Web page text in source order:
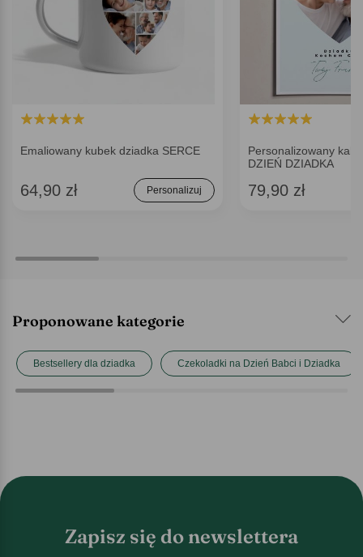
Emaliowany kubek dziadka SERCE
64,90 zł Personalizuj
Personalizowany
DZIEŃ DZIADKA
79,90 zł
Proponowane kategorie
Bestsellery dla dziadka Czekoladki na Dzień Babci i Dziadka
Zapisz się do newslettera